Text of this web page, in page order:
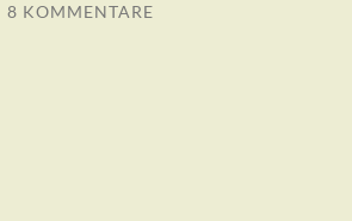
8 KOMMENTARE